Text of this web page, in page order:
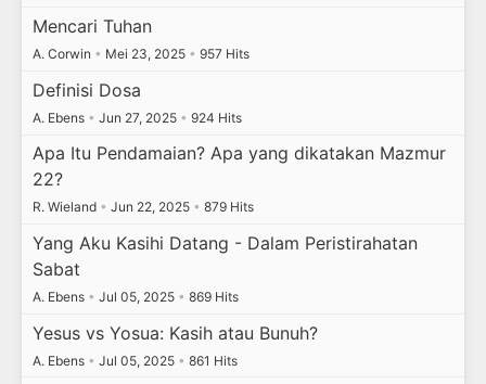
Mencari Tuhan
A. Corwin • Mei 23, 2025 • 957 Hits
Definisi Dosa
A. Ebens • Jun 27, 2025 • 924 Hits
Apa Itu Pendamaian? Apa yang dikatakan Mazmur
22?
R. Wieland • Jun 22, 2025 • 879 Hits
Yang Aku Kasihi Datang - Dalam Peristirahatan
Sabat
A. Ebens • Jul 05, 2025 • 869 Hits
Yesus vs Yosua: Kasih atau Bunuh?
A. Ebens • Jul 05, 2025 • 861 Hits